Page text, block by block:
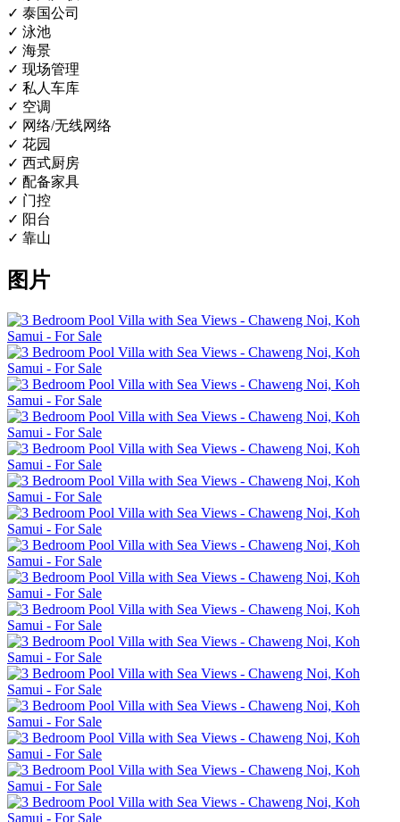
✓ 泰国公司
✓ 泳池
✓ 海景
✓ 现场管理
✓ 私人车库
✓ 空调
✓ 网络/无线网络
✓ 花园
✓ 西式厨房
✓ 配备家具
✓ 门控
✓ 阳台
✓ 靠山
图片